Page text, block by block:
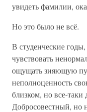
увидеть фамилии,
Но это было не всё.
В студенческие
чувствовать
ощущать зияющую
неполноценность
близком, но все-
Добросовестный, но